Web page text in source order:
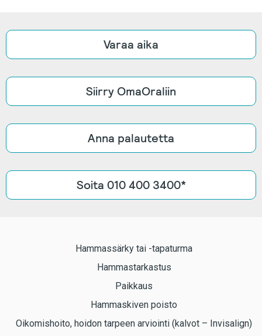
Varaa aika
Siirry OmaOraliin
Anna palautetta
Soita 010 400 3400*
Hammassärky tai -tapaturma
Hammastarkastus
Paikkaus
Hammaskiven poisto
Oikomishoito, hoidon tarpeen arviointi (kalvot – Invisalign)